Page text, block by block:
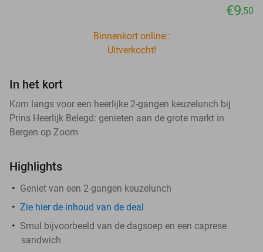
€9,50
Binnenkort online::
Uitverkocht!
In het kort
Kom langs voor een heerlijke 2-gangen keuzelunch bij
Prins Heerlijk Belegd: genieten aan de grote markt in
Bergen op Zoom
Highlights
Geniet van een 2-gangen keuzelunch
Zie hier de inhoud van de deal
Smul bijvoorbeeld van de dagsoep en een caprese
sandwich